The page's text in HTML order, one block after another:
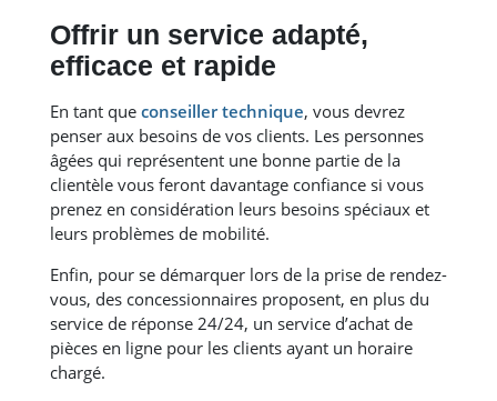
Offrir un service adapté,
efficace et rapide
En tant que conseiller technique, vous devrez
penser aux besoins de vos clients. Les personnes
âgées qui représentent une bonne partie de la
clientèle vous feront davantage confiance si vous
prenez en considération leurs besoins spéciaux et
leurs problèmes de mobilité.
Enfin, pour se démarquer lors de la prise de rendez-
vous, des concessionnaires proposent, en plus du
service de réponse 24/24, un service d’achat de
pièces en ligne pour les clients ayant un horaire
chargé.